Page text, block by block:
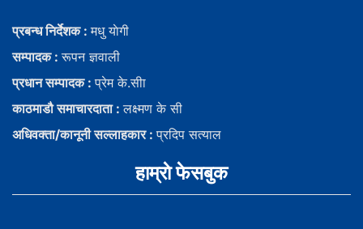
प्रबन्ध निर्देशक :मधु याेगी
सम्पादक :रूपन ज्ञवाली
प्रधान सम्पादक :प्रेम के.सीा
काठमाडौ समाचारदाता :लक्ष्मण के सी
अधिवक्ता/कानूनी सल्लाहकार :प्रदिप सत्याल
हाम्राे फेसबुक